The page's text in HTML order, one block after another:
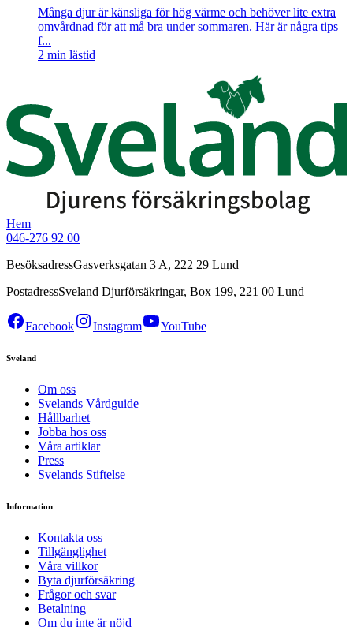
Många djur är känsliga för hög värme och behöver lite extra
omvårdnad för att må bra under sommaren. Här är några tips
f...
2 min lästid
Hem
046-276 92 00
BesöksadressGasverksgatan 3 A, 222 29 Lund
PostadressSveland Djurförsäkringar, Box 199, 221 00 Lund
Facebook Instagram YouTube
Sveland
Om oss
Svelands Vårdguide
Hållbarhet
Jobba hos oss
Våra artiklar
Press
Svelands Stiftelse
Information
Kontakta oss
Tillgänglighet
Våra villkor
Byta djurförsäkring
Frågor och svar
Betalning
Om du inte är nöjd